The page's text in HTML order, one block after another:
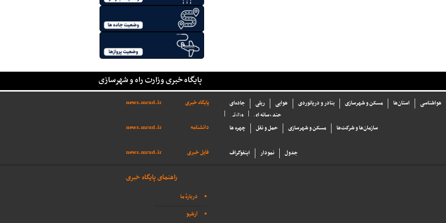
پایگاه خبری وزارت راه و شهرسازی
پایگاه خبری news.mrud.ir جاده‌ای ریلی هوایی بنادر و دریانوردی مسکن و شهرسازی استان‌ها
هواشناسی
وزارتی
چند رسانه ای
دانشنامه
news.mrud.ir چهره ها حمل و نقل مسکن و شهرسازی سازما‌ن‌ها و شركت‌ها
فایل خبری news.mrud.ir اینفوگراف نمودار جدول
راهنمای پایگاه خبری
دربارهٔ ما
آرشیو